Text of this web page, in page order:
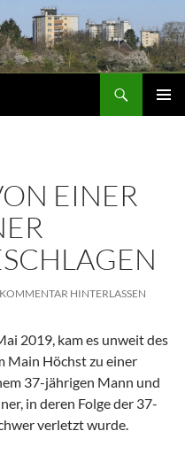
EINER
KOMMENTAR HINTERLASSEN
2019, kam es unweit des
Main Höchst zu einer
37-jährigen Mann und
in deren Folge der 37-
verletzt wurde.